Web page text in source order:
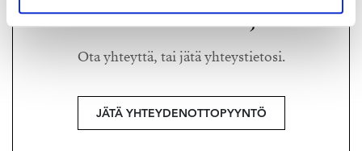
Haluatko lisätietoja?
Ota yhteyttä, tai jätä yhteystietosi.
JÄTÄ YHTEYDENOTTOPYYNTÖ